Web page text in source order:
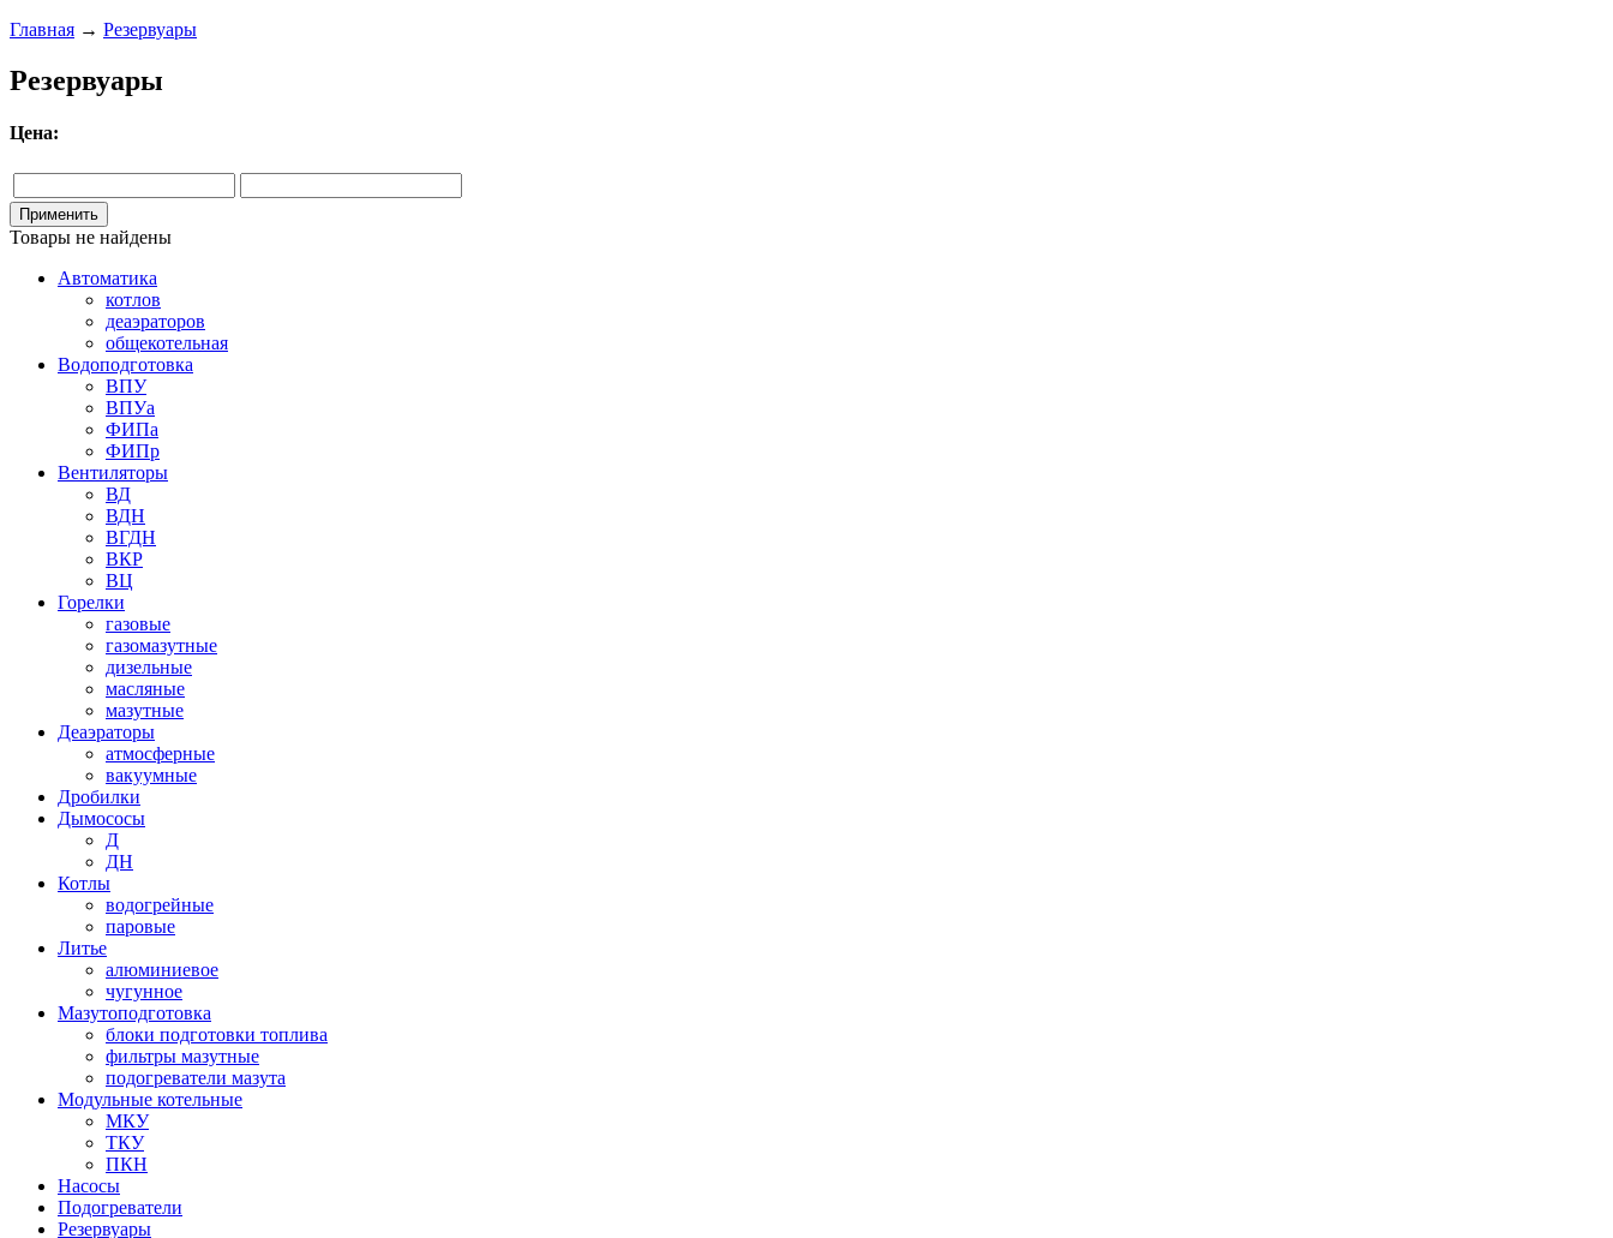
Главная → Резервуары
Резервуары
Цена:
Товары не найдены
Автоматика
котлов
деаэраторов
общекотельная
Водоподготовка
ВПУ
ВПУа
ФИПа
ФИПр
Вентиляторы
ВД
ВДН
ВГДН
ВКР
ВЦ
Горелки
газовые
газомазутные
дизельные
масляные
мазутные
Деаэраторы
атмосферные
вакуумные
Дробилки
Дымососы
Д
ДН
Котлы
водогрейные
паровые
Литье
алюминиевое
чугунное
Мазутоподготовка
блоки подготовки топлива
фильтры мазутные
подогреватели мазута
Модульные котельные
МКУ
ТКУ
ПКН
Насосы
Подогреватели
Резервуары